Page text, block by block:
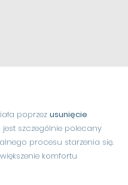
poprzez usunięcie
szczególnie polecany
procesu starzenia się.
komfortu